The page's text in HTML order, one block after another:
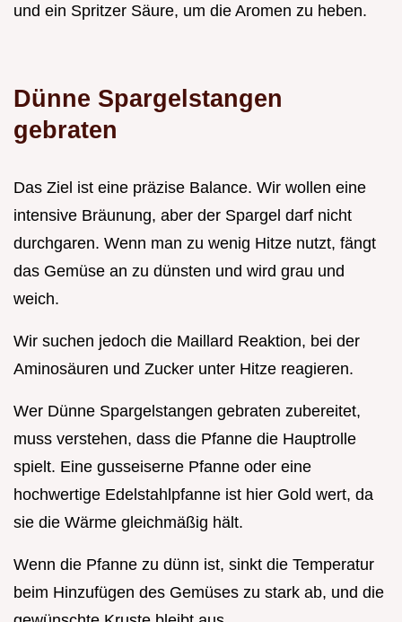
und ein Spritzer Säure, um die Aromen zu heben.
Dünne Spargelstangen
gebraten
Das Ziel ist eine präzise Balance. Wir wollen eine
intensive Bräunung, aber der Spargel darf nicht
durchgaren. Wenn man zu wenig Hitze nutzt, fängt
das Gemüse an zu dünsten und wird grau und
weich.
Wir suchen jedoch die Maillard Reaktion, bei der
Aminosäuren und Zucker unter Hitze reagieren.
Wer Dünne Spargelstangen gebraten zubereitet,
muss verstehen, dass die Pfanne die Hauptrolle
spielt. Eine gusseiserne Pfanne oder eine
hochwertige Edelstahlpfanne ist hier Gold wert, da
sie die Wärme gleichmäßig hält.
Wenn die Pfanne zu dünn ist, sinkt die Temperatur
beim Hinzufügen des Gemüses zu stark ab, und die